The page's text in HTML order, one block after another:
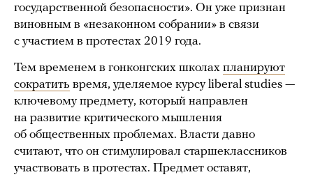
государственной безопасности». Он уже признан
виновным в «незаконном собрании» в связи
с участием в протестах 2019 года.
Тем временем в гонконгских школах планируют
сократить время, уделяемое курсу liberal studies —
ключевому предмету, который направлен
на развитие критического мышления
об общественных проблемах. Власти давно
считают, что он стимулировал старшеклассников
участвовать в протестах. Предмет оставят,